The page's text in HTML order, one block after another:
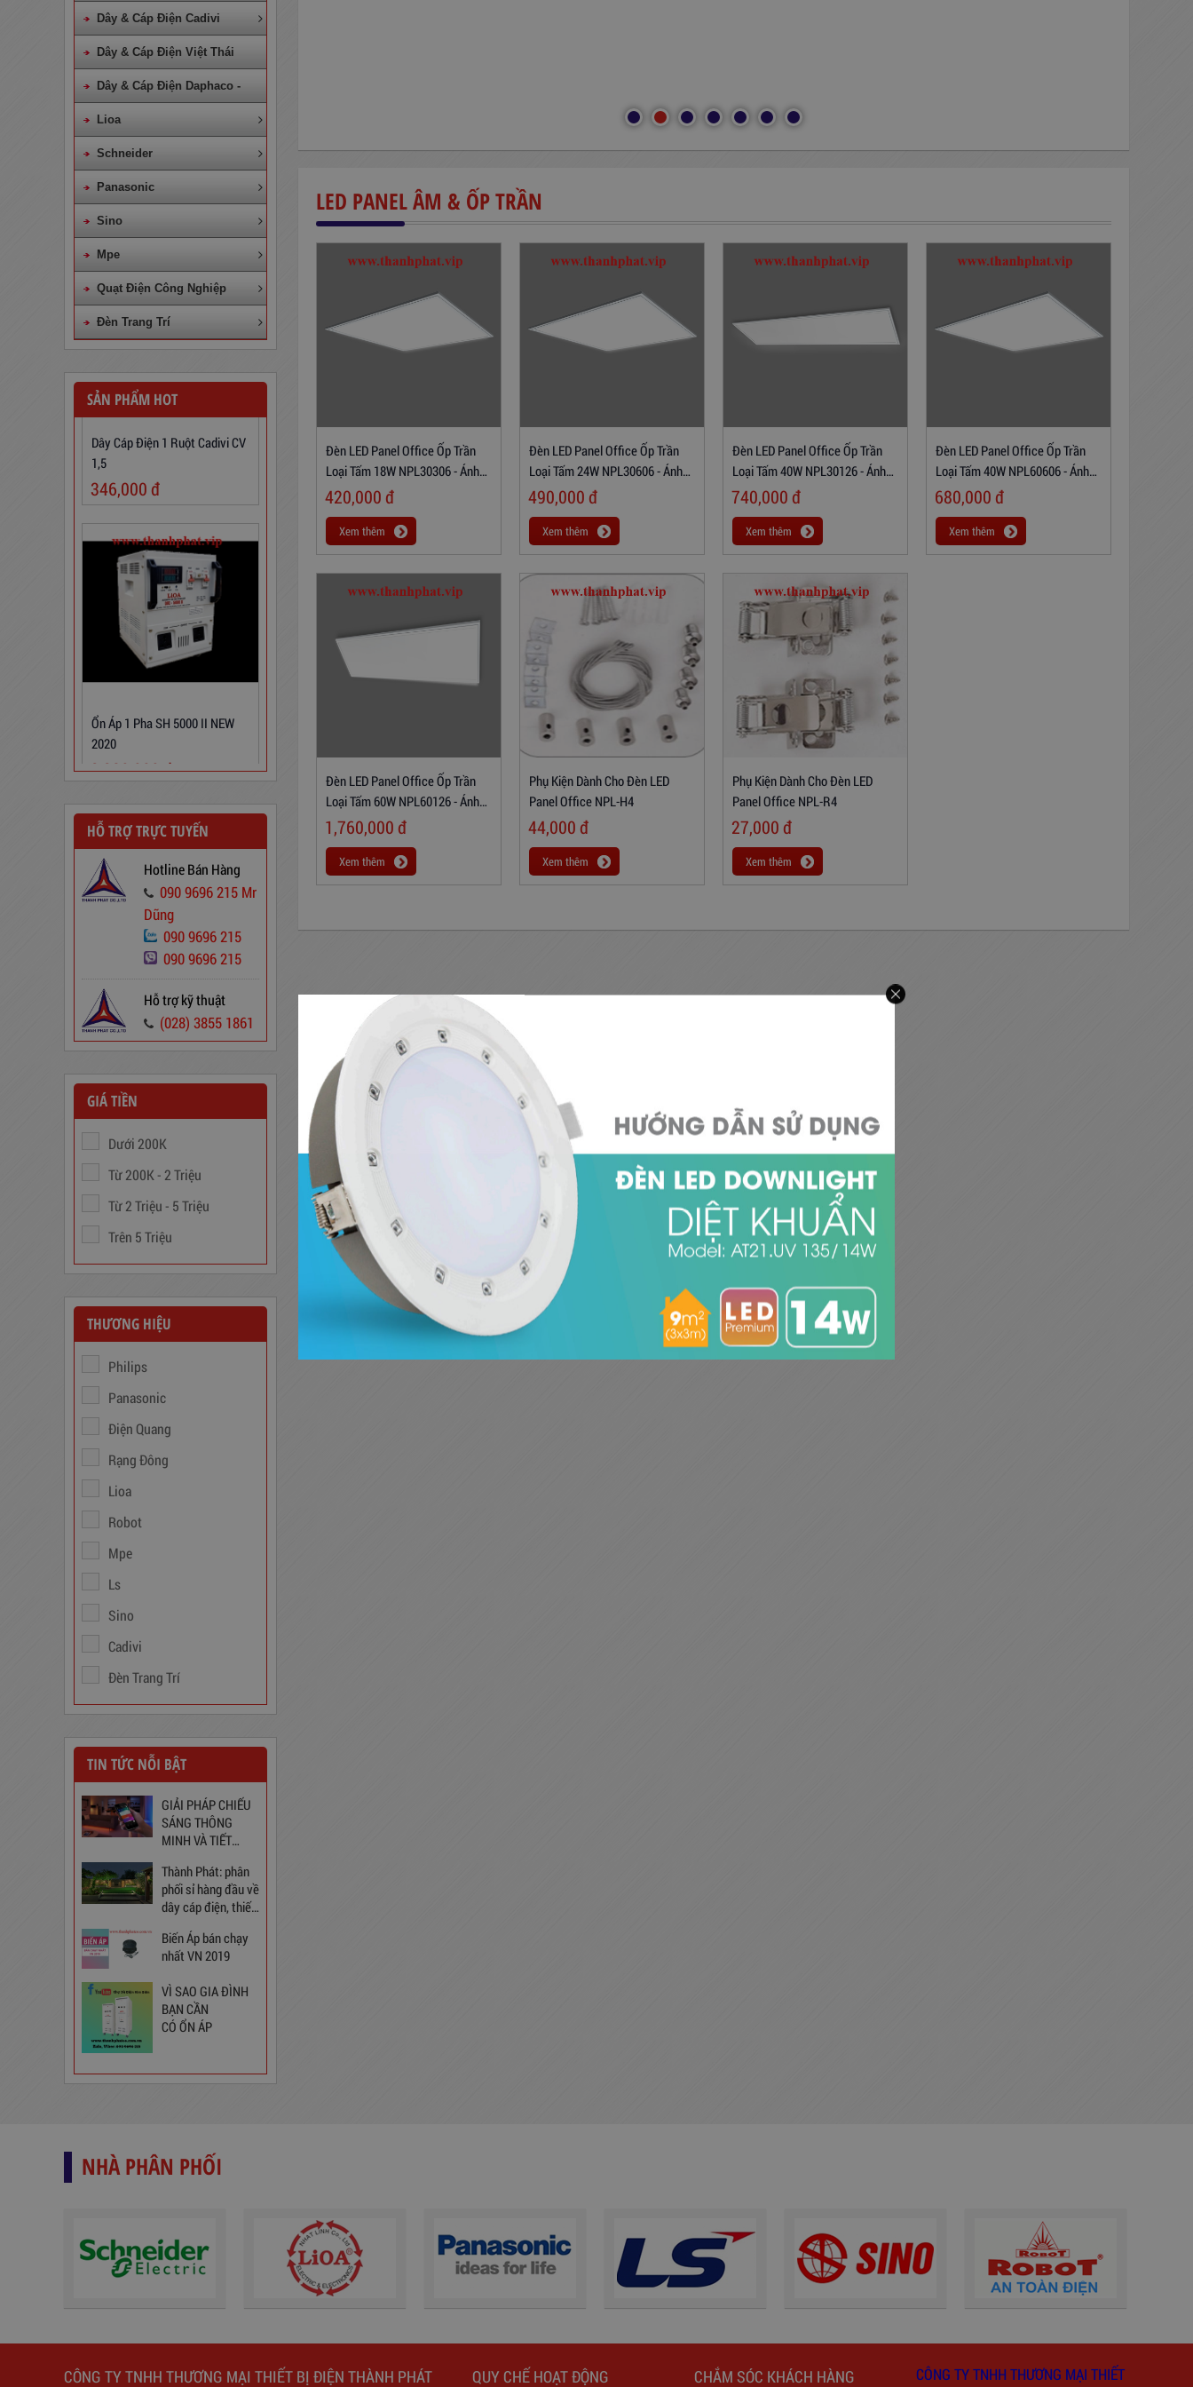
LED PANEL ÂM & ỐP TRẦN
Đèn LED Panel Office Ốp Trần
Loại Tấm 18W NPL30306 - Ánh
Sáng Trắng
420,000 đ
Xem thêm
Đèn LED Panel Office Ốp Trần
Loại Tấm 24W NPL30606 - Ánh
Sáng Trắng
490,000 đ
Xem thêm
Đèn LED Panel Office Ốp Trần
Loại Tấm 40W NPL30126 - Ánh
Sáng Trắng
740,000 đ
Xem thêm
Đèn LED Panel Office Ốp Trần
Loại Tấm 40W NPL60606 - Ánh
Sáng Trắng
680,000 đ
Xem thêm
Đèn LED Panel Office Ốp Trần
Loại Tấm 60W NPL60126 - Ánh
Sáng Trắng
1,760,000 đ
Xem thêm
Phụ Kiện Dành Cho Đèn LED
Panel Office NPL-H4
44,000 đ
Xem thêm
Phụ Kiện Dành Cho Đèn LED
Panel Office NPL-R4
27,000 đ
Xem thêm
Dây & Cáp Điện Cadivi
Dây & Cáp Điện Việt Thái
Dây & Cáp Điện Daphaco -
Lion
Lioa
Schneider
Panasonic
Sino
Mpe
Quạt Điện Công Nghiệp
Đèn Trang Trí
SẢN PHẨM HOT
Dây Cáp Điện 1 Ruột Cadivi CV
2,5
565,000đ
Dây Cáp Điện 1 Ruột Cadivi CV
346,000đ
3,380,000đ
Biến Áp Đổi Nguồn DN020
775,000
Trạm Sạc Điện Thoại
2D22N5USB
310,000đ
Ổ Cắm Phổ Thông 6S5
130,000
Ổ Cắm Đa Năng 6DOF32WN
189,000đ
ĐÈN LED ÂM TRẦN THÔNG
HỖ TRỢ TRỰC TUYẾN
Hotline Bán Hàng
090 9696 215 Mr
Dũng
090 9696 215
090 9696 215
Hỗ trợ kỹ thuật
(028) 3855 1861
GIÁ TIỀN
Dưới 200K
Từ 200K - 2 Triệu
Từ 2 Triệu - 5 Triệu
Trên 5 Triệu
THƯƠNG HIỆU
Philips
Panasonic
Điện Quang
Rạng Đông
Lioa
Robot
Mpe
Ls
Sino
Cadivi
Đèn Trang Trí
TIN TỨC NỖI BẬT
GIẢI PHÁP CHIẾU
SÁNG THÔNG
MINH VÀ TIẾT
NHÀ BẠN
Thành Phát: phân
phối sỉ hàng đầu về
dây cáp điện, thiết
sáng tại Việt Nam
Biến Áp bán chạy
nhất VN 2019
VÌ SAO GIA ĐÌNH
BẠN CẦN
CÓ ỔN ÁP
NHÀ PHÂN PHỐI
CÔNG TY TNHH THƯƠNG MẠI THIẾT BỊ ĐIỆN THÀNH PHÁT QUY CHẾ HOẠT ĐỘNG CHẮM SÓC KHÁCH HÀNG CÔNG TY TNHH THƯƠNG MẠI THIẾT